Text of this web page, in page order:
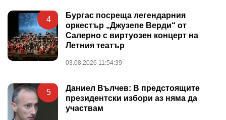
4
Бургас посреща легендарния
оркестър „Джузепе Верди“ от
Салерно с виртуозен концерт на
Летния театър
03.08.2026 11:54:39
5
Даниел Вълчев: В предстоящите
президентски избори аз няма да
участвам